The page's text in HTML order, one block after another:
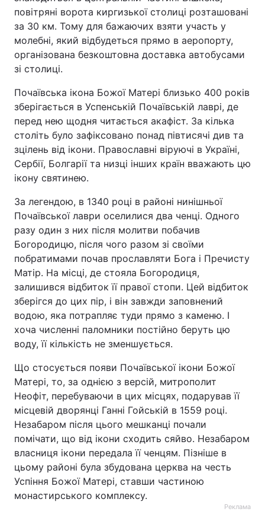
Лонгріди
Відео з Youtube Статті
Архів Вакансії
Контакти
Послуги
Тема оформлення
повітряні ворота киргизької столиці розташовані
за 30 км. Тому для бажаючих взяти участь у
молебні, який відбудеться прямо в аеропорту,
організована безкоштовна доставка автобусами
зі столиці.
Почаївська ікона Божої Матері близько 400 років
зберігається в Успенській Почаївській лаврі, де
перед нею щодня читається акафіст. За кілька
століть було зафіксовано понад півтисячі див та
зцілень від ікони. Православні віруючі в Україні,
Сербії, Болгарії та низці інших країн вважають цю
ікону святинею.
За легендою, в 1340 році в районі нинішньої
Почаївської лаври оселилися два ченці. Одного
разу один з них після молитви побачив
Богородицю, після чого разом зі своїми
побратимами почав прославляти Бога і Пречисту
Матір. На місці, де стояла Богородиця,
залишився відбиток її правої стопи. Цей відбиток
зберігся до цих пір, і він завжди заповнений
водою, яка потрапляє туди прямо з каменю. І
хоча численні паломники постійно беруть цю
воду, її кількість не зменшується.
Що стосується появи Почаївської ікони Божої
Матері, то, за однією з версій, митрополит
Неофіт, перебуваючи в цих місцях, подарував її
місцевій дворянці Ганні Гойській в 1559 році.
Незабаром після цього мешканці почали
помічати, що від ікони сходить сяйво. Незабаром
власниця ікони передала її ченцям. Пізніше в
цьому районі була збудована церква на честь
Успіння Божої Матері, ставши частиною
монастирського комплексу.
Реклама